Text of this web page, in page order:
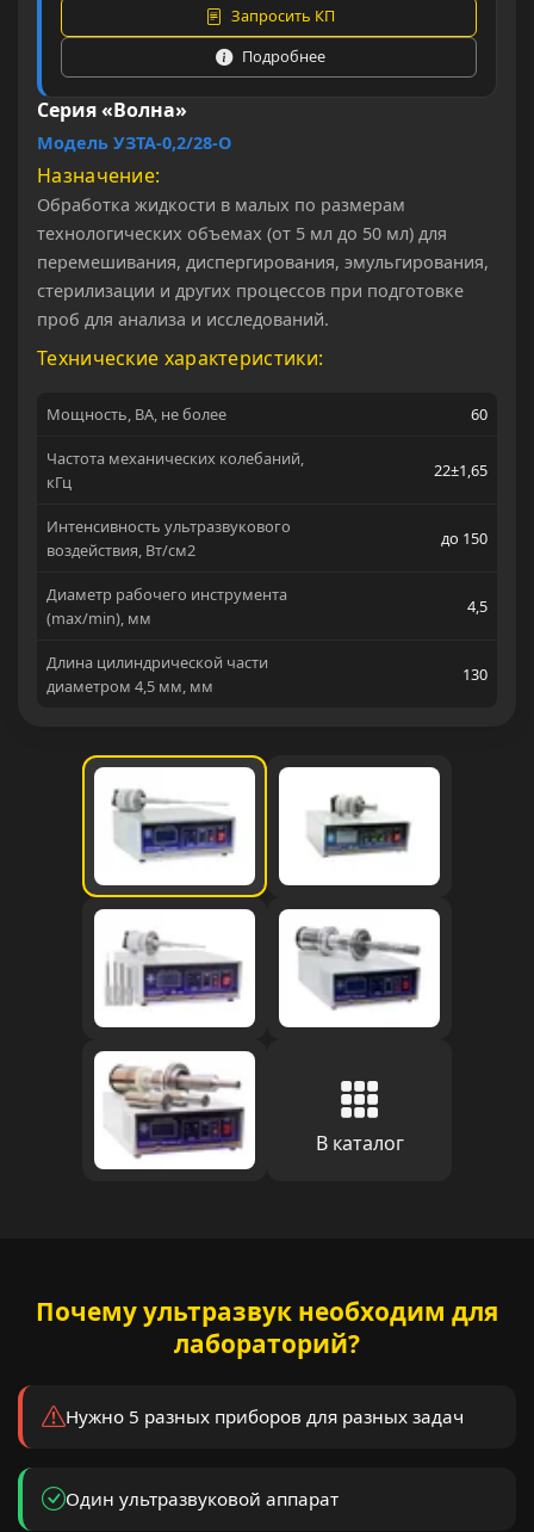
Запросить КП
Подробнее
Серия «Волна»
Модель УЗТА-0,2/28-О
Назначение
Обработка жидкости в малых по размерам
технологических объемах (от 5 мл до 50 мл) для
перемешивания, диспергирования, эмульгирования,
стерилизации и других процессов при подготовке
проб для анализа и исследований.
Технические характеристики:
Мощность, ВА, не более 60
Частота механических колебаний,
кГц
22±1,65
Интенсивность ультразвукового
воздействия, Вт/см2
до 150
Диаметр рабочего инструмента
(max/min), мм
4,5
Длина цилиндрической части
диаметром 4,5 мм, мм
130
В каталог
Почему ультразвук необходим для
лабораторий?
Нужно 5 разных приборов для разных задач
Один ультразвуковой аппарат